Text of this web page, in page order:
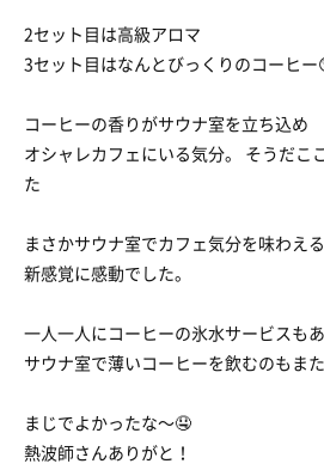
2セット目は高級アロマ
3セット目はなんとびっくりのコーヒー
コーヒーの香りがサウナ室を立ち込め
オシャレカフェにいる気分。 そうだこ
た
まさかサウナ室でカフェ気分を味わえる
新感覚に感動でした。
一人一人にコーヒーの氷水サービスも
サウナ室で薄いコーヒーを飲むのもま
まじでよかったな〜🤤
熱波師さんありがと！